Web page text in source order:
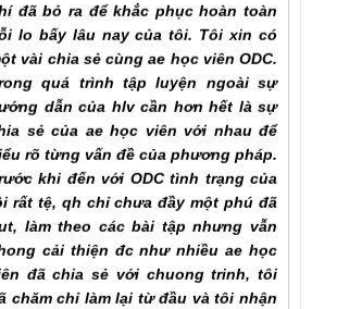
lo bấy lâu nay của tôi. Tôi xin có
vài chia sẻ cùng ae học viên ODC.
quá trình tập luyện ngoài sự
dẫn của hlv cần hơn hết là sự
sẻ của ae học viên với nhau để
rõ từng vấn đề của phương pháp.
khi đến với ODC tình trạng của
rất tệ, qh chỉ chưa đầy một phú đã
làm theo các bài tập nhưng vẫn
cải thiện đc như nhiều ae học
đã chia sẻ với chuong trinh, tôi
chăm chỉ làm lại từ đầu và tôi nhận
... , lúc này cũng giống như khi đã